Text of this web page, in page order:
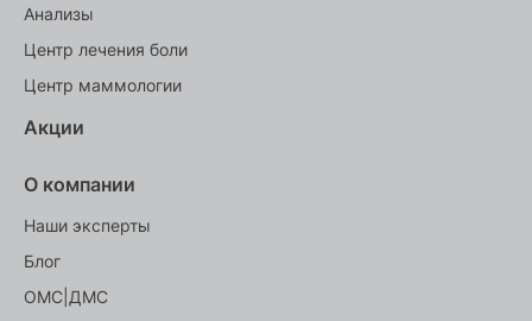
Анализы
Центр лечения боли
Центр маммологии
Акции
О компании
Наши эксперты
Блог
ОМС|ДМС